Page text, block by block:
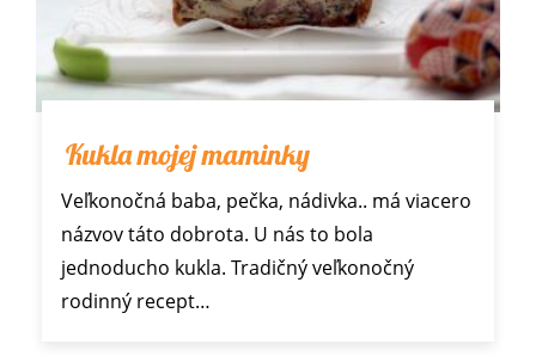
Kukla mojej maminky
Veľkonočná baba, pečka, nádivka.. má viacero
názvov táto dobrota. U nás to bola
jednoducho kukla. Tradičný veľkonočný
rodinný recept…